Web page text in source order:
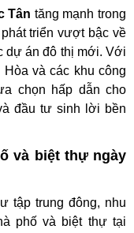
Tân tăng mạnh trong
triển vượt bậc về
dự án đô thị mới. Với
và các khu công
chọn hấp dẫn cho
đầu tư sinh lời bền
và biệt thự ngày
tập trung đông, nhu
phố và biệt thự tại